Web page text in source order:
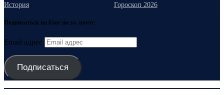
История
Гороскоп 2026
Подписаться на блог по эл. почте
Email адрес
Подписаться